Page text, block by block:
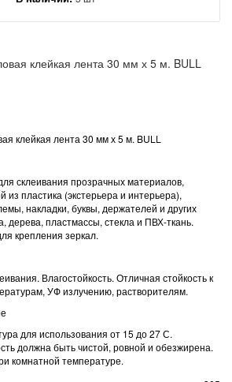
клейкая лента 30 мм х 5 м. BULL
клейкая лента 30 мм х 5 м. BULL
склеивания прозрачных материалов,
из пластика (экстерьера и интерьера),
накладки, буквы, держателей и других
дерева, пластмассы, стекла и ПВХ-ткань.
крепления зеркал.
Влагостойкость. Отличная стойкость к
УФ излучению, растворителям.
для использования от 15 до 27 С.
должна быть чистой, ровной и обезжирена.
комнатной температуре.